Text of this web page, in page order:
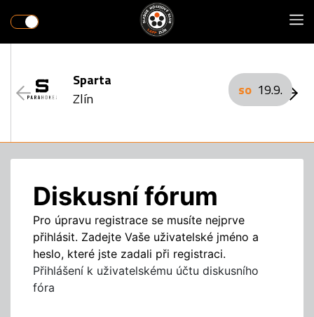
Sparta
Zlín
so 19.9.
Diskusní fórum
Pro úpravu registrace se musíte nejprve
přihlásit. Zadejte Vaše uživatelské jméno a
heslo, které jste zadali při registraci.
Přihlášení k uživatelskému účtu diskusního
fóra